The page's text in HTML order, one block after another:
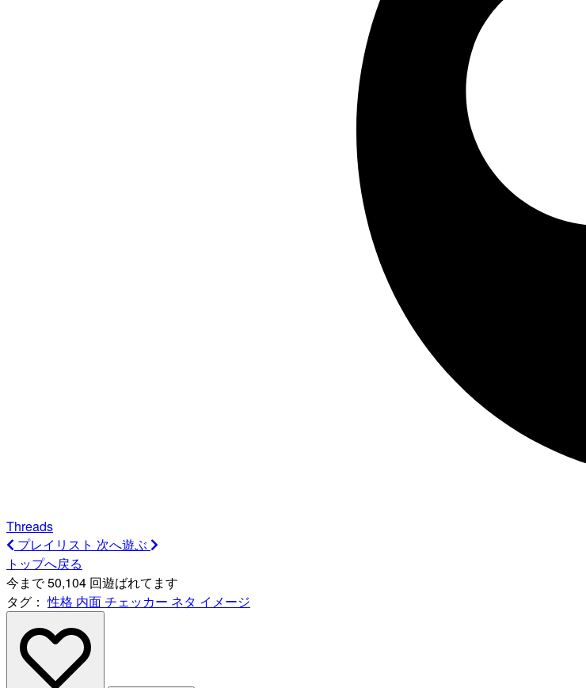
Threads
プレイリスト 次へ遊ぶ
トップへ戻る
今まで 50,104 回遊ばれてます
タグ：性格 内面チェッカー ネタ イメージ